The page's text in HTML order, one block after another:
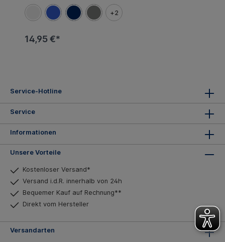
+2
14,95 €*
Service-Hotline
Service
Informationen
Unsere Vorteile
Kostenloser Versand*
Versand i.d.R. innerhalb von 24h
Bequemer Kauf auf Rechnung**
Direkt vom Hersteller
Versandarten